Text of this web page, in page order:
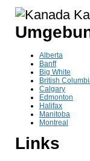
Alberta
Banff
Big White
British
Calgary
Edmonton
Halifax
Manitoba
Montreal
Links